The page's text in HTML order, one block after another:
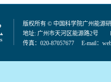
版权所有 © 中国科学院广州能源
地址: 广州市天河区能源路2号
传真：020-87057677 E-mail：